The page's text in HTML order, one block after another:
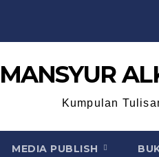
MANSYUR
Kumpulan
MEDIA PUBLISH